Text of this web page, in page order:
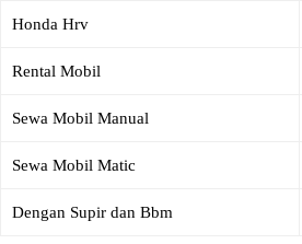
Honda Hrv
Rental Mobil
Sewa Mobil Manual
Sewa Mobil Matic
Dengan Supir dan Bbm